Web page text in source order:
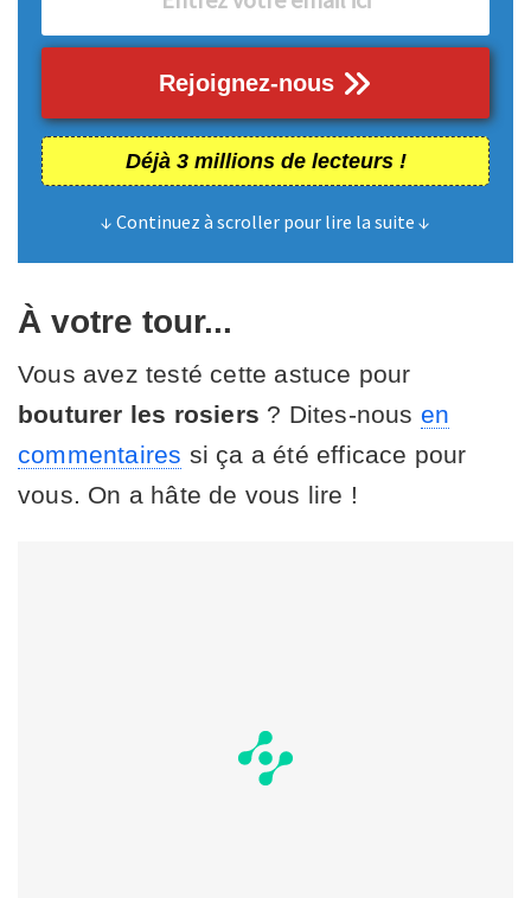
Rejoignez-nous
Déjà 3 millions de lecteurs !
↓ Continuez à scroller pour lire la suite ↓
À votre tour...
Vous avez testé cette astuce pour
bouturer les rosiers ? Dites-nous en
commentaires si ça a été efficace pour
vous. On a hâte de vous lire !